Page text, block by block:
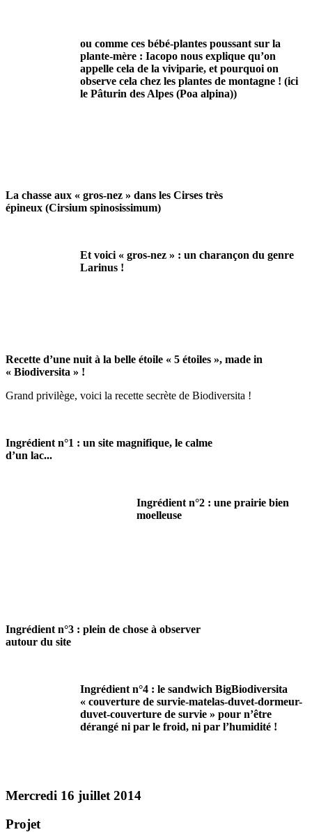
ou comme ces bébé-plantes poussant sur la
plante-mère : Iacopo nous explique qu’on
appelle cela de la viviparie, et pourquoi on
observe cela chez les plantes de montagne ! (ici
le Pâturin des Alpes (Poa alpina))
La chasse aux « gros-nez » dans les Cirses très
épineux (Cirsium spinosissimum)
Et voici « gros-nez » : un charançon du genre
Larinus !
Recette d’une nuit à la belle étoile « 5 étoiles », made in
« Biodiversita » !
Grand privilège, voici la recette secrète de Biodiversita !
Ingrédient n°1 : un site magnifique, le calme
d’un lac...
Ingrédient n°2 : une prairie bien
moelleuse
Ingrédient n°3 : plein de chose à observer
autour du site
Ingrédient n°4 : le sandwich BigBiodiversita
« couverture de survie-matelas-duvet-dormeur-
duvet-couverture de survie » pour n’être
dérangé ni par le froid, ni par l’humidité !
Mercredi 16 juillet 2014
Projet